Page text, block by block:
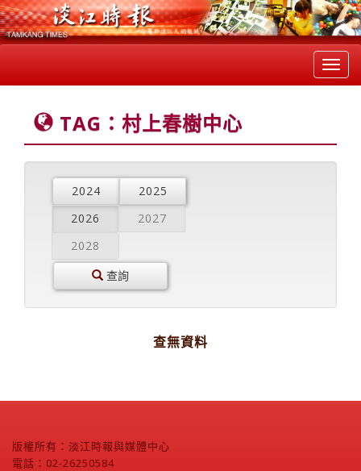
TAG：村上春樹中心
2024
2025
2026
2027
2028
查詢
查無資料
版權所有：淡江時報與媒體中心
電話：02-26250584